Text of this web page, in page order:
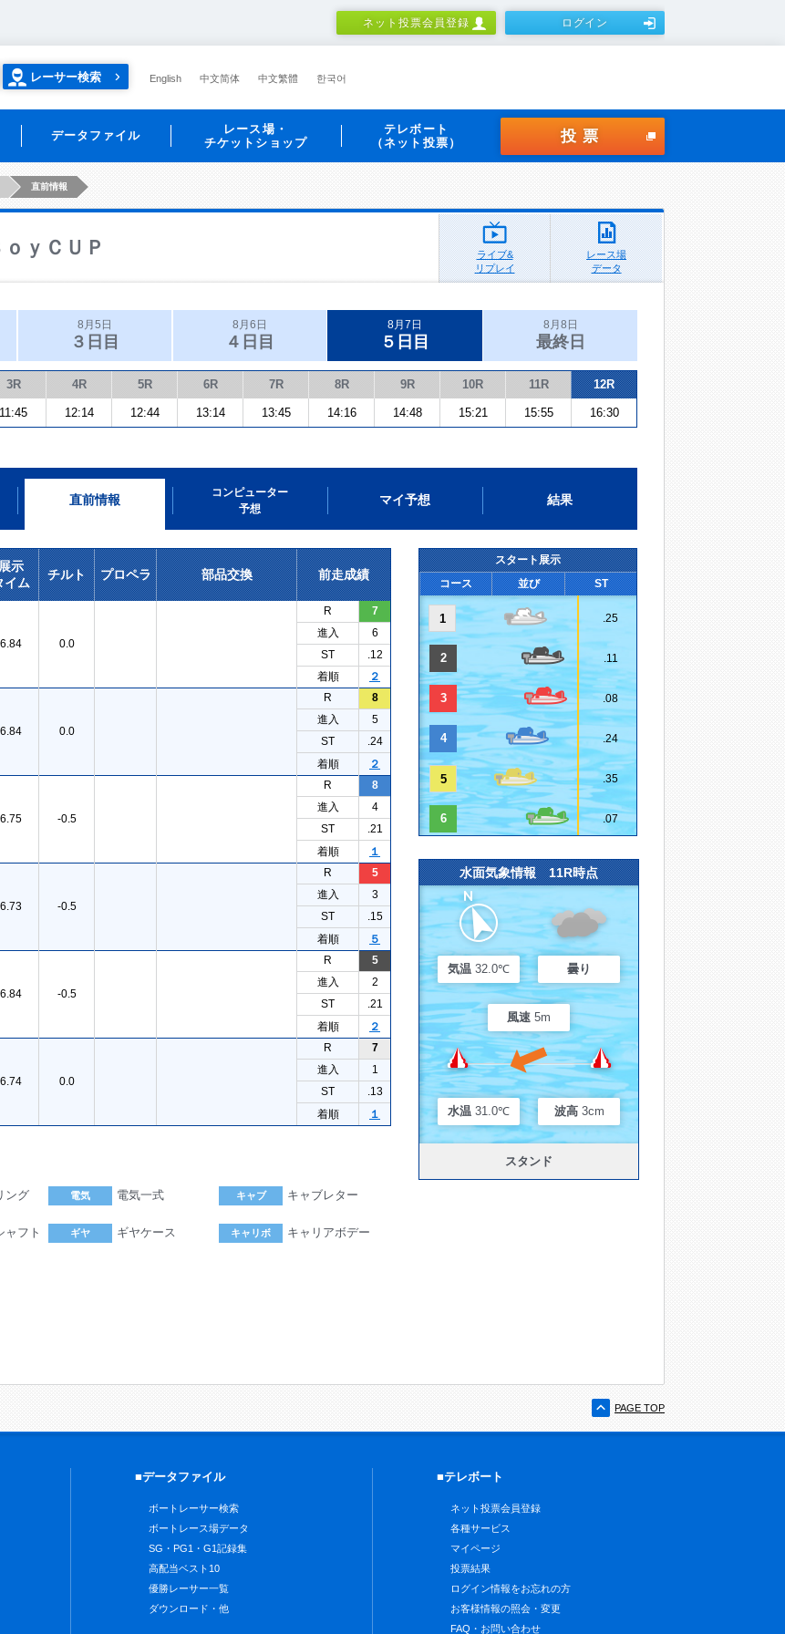
ネット投票会員登録 ログイン
レーサー検索 English 中文简体 中文繁體 한국어
データファイル
レース場・
チケットショップ
テレボート
（ネット投票）
投票
直前情報
ｙＣＵＰ
ライブ&
リプレイ
レース場
データ
8月5日
３日目
8月6日
４日目
8月7日
５日目
8月8日
最終日
3R 4R 5R 6R 7R 8R 9R 10R 11R 12R
11:45 12:14 12:44 13:14 13:45 14:16 14:48 15:21 15:55 16:30
直前情報
コンピューター
予想
マイ予想 結果
示
イム
チルト プロペラ 部品交換
前走成績
6.84
0.0
R
7
進入
6
ST
.12
着順
２
6.84
0.0
R
8
進入
5
ST
.24
着順
２
6.75
-0.5
R
8
進入
4
ST
.21
着順
１
6.73
-0.5
R
5
進入
3
ST
.15
着順
５
6.84
-0.5
R
5
進入
2
ST
.21
着順
２
6.74
0.0
R
7
進入
1
ST
.13
着順
１
ング 電気 電気一式 キャブ キャブレター
ャフト ギヤ ギヤケース キャリボ キャリアボデー
スタート展示
コース
並び ST
1 .25
2 .11
3 .08
4 .24
5 .35
6 .07
水面気象情報 11R時点
気温 32.0℃ 曇り
風速 5m
水温 31.0℃ 波高 3cm
スタンド
PAGE TOP
■データファイル
ボートレーサー検索
ボートレース場データ
SG・PG1・G1記録集
高配当ベスト10
優勝レーサー一覧
ダウンロード・他
■テレボート
ネット投票会員登録
各種サービス
マイページ
投票結果
ログイン情報をお忘れの方
お客様情報の照会・変更
FAQ・お問い合わせ